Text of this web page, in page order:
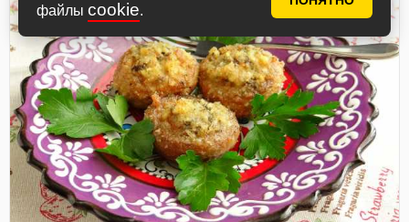
файлы cookie.